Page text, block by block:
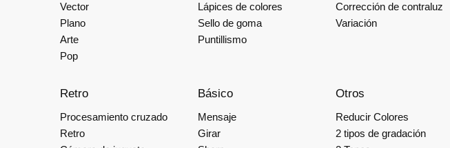
Vector
Plano
Arte
Pop
Lápices de colores
Sello de goma
Puntillismo
Corrección de contraluz
Variación
Retro
Procesamiento cruzado
Retro
Básico
Mensaje
Girar
Otros
Reducir Colores
2 tipos de gradación